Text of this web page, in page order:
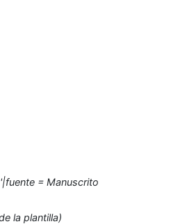
= Manuscrito
la plantilla